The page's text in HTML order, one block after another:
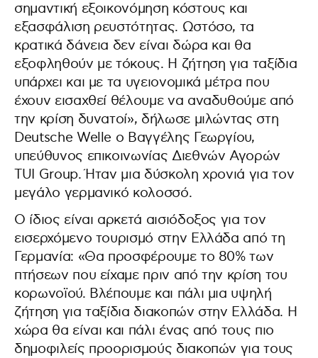
σημαντική εξοικονόμηση κόστους και
εξασφάλιση ρευστότητας. Ωστόσο, τα
κρατικά δάνεια δεν είναι δώρα και θα
εξοφληθούν με τόκους. Η ζήτηση για ταξίδια
υπάρχει και με τα υγειονομικά μέτρα που
έχουν εισαχθεί θέλουμε να αναδυθούμε από
την κρίση δυνατοί», δήλωσε μιλώντας στη
Deutsche Welle o Βαγγέλης Γεωργίου,
υπεύθυνος επικοινωνίας Διεθνών Αγορών
TUI Group. Ήταν μια δύσκολη χρονιά για τον
μεγάλο γερμανικό κολοσσό.
Ο ίδιος είναι αρκετά αισιόδοξος για τον
εισερχόμενο τουρισμό στην Ελλάδα από τη
Γερμανία: «Θα προσφέρουμε το 80% των
πτήσεων που είχαμε πριν από την κρίση του
κορωνοϊού. Βλέπουμε και πάλι μια υψηλή
ζήτηση για ταξίδια διακοπών στην Ελλάδα. Η
χώρα θα είναι και πάλι ένας από τους πιο
δημοφιλείς προορισμούς διακοπών για τους